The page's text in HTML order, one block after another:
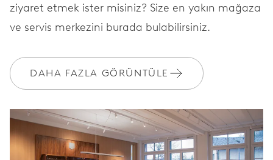
GARANTI 2 yıllar
MyOris'e katılın ve garantinizi ücretsiz olarak aşağıdakilere kadar
MYORIS
ziyaret etmek ister misiniz? Size en yakın mağaza
ve servis merkezini burada bulabilirsiniz.
DAHA FAZLA GÖRÜNTÜLE